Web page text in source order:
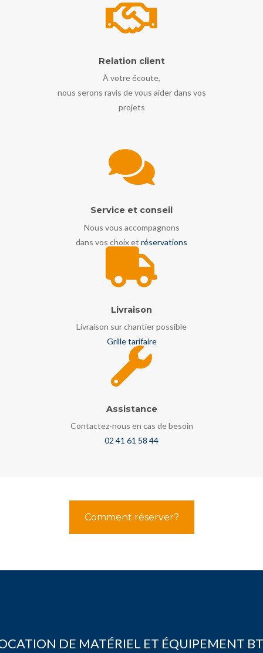
Relation client
À votre écoute,
nous serons ravis de vous aider dans vos
projets
Service et conseil
Nous vous accompagnons
dans vos choix et réservations
Livraison
Livraison sur chantier possible
Grille tarifaire
Assistance
Contactez-nous en cas de besoin
02 41 61 58 44
Comment réserver?
DE MATÉRIEL ET ÉQUIPEMENT